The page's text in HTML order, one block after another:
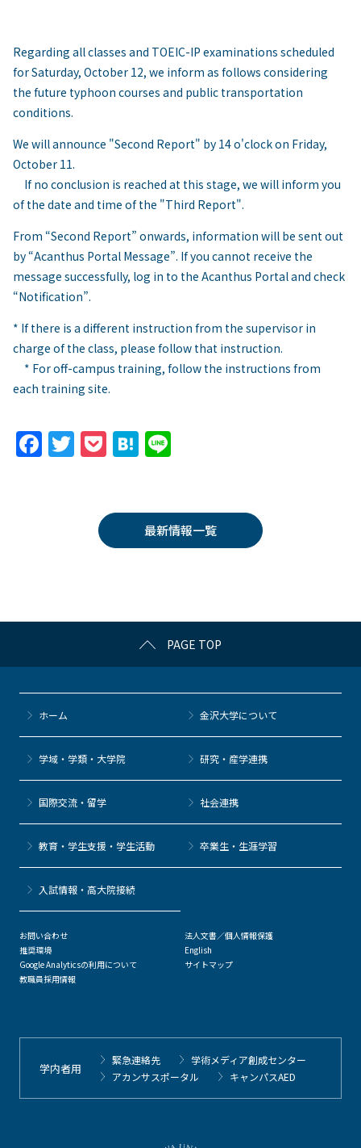
Regarding all classes and TOEIC-IP examinations scheduled
for Saturday, October 12, we inform as follows considering
the future typhoon courses and public transportation
conditions.
We will announce "Second Report" by 14 o'clock on Friday,
October 11.
If no conclusion is reached at this stage, we will inform you
of the date and time of the "Third Report".
From “Second Report” onwards, information will be sent out
by “Acanthus Portal Message”. If you cannot receive the
message successfully, log in to the Acanthus Portal and check
“Notification”.
* If there is a different instruction from the supervisor in
charge of the class, please follow that instruction.
* For off-campus training, follow the instructions from
each training site.
F
k
T
er
P
k
et
H
n
a
最新情報一覧
PAGE TOP
ホーム 金沢大学について
学域・学類・大学院 研究・産学連携
国際交流・留学 社会連携
教育・学生支援・学生活動 卒業生・生涯学習
⼊試情報・高大院接続
お問い合わせ
推奨環境
Google Analyticsの利用について
教職員採用情報
法人文書／個人情報保護
English
サイトマップ
学内者用
緊急連絡先
学術メディア創成センター
アカンサスポータル
キャンパスAED